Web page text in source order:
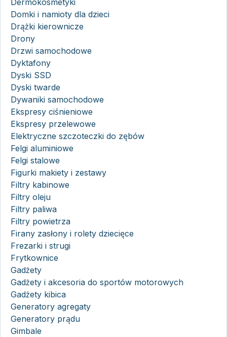
Domki i namioty dla dzieci
Drążki kierownicze
Drony
Drzwi samochodowe
Dyktafony
Dyski SSD
Dyski twarde
Dywaniki samochodowe
Ekspresy ciśnieniowe
Ekspresy przelewowe
Elektryczne szczoteczki do zębów
Felgi aluminiowe
Felgi stalowe
Figurki makiety i zestawy
Filtry kabinowe
Filtry oleju
Filtry paliwa
Filtry powietrza
Firany zasłony i rolety dziecięce
Frezarki i strugi
Frytkownice
Gadżety
Gadżety i akcesoria do sportów motorowych
Gadżety kibica
Generatory agregaty
Generatory prądu
Gimbale